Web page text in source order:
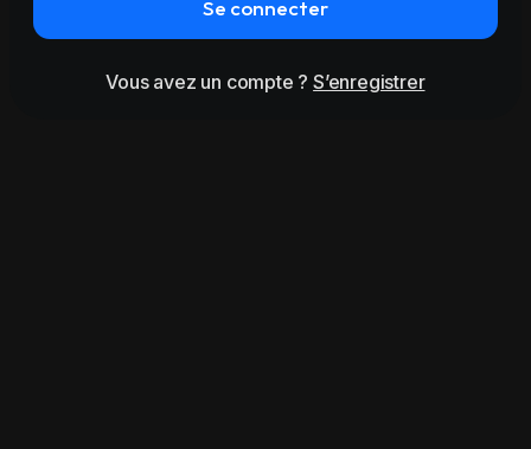
Se connecter
Vous avez un compte ?S’enregistrer